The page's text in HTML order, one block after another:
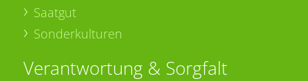
Saatgut
Sonderkulturen
Verantwortung & Sorgfalt